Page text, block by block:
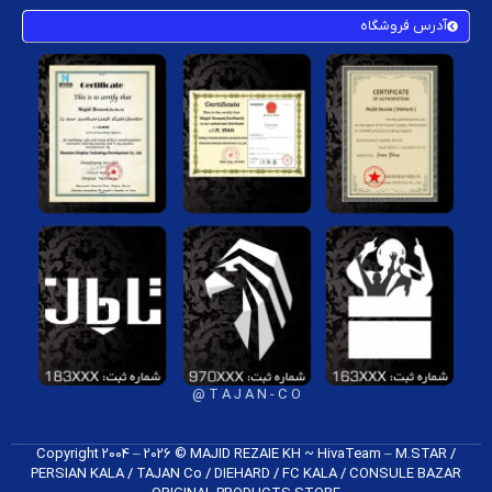
تفاوت فن اورجینال و فیک کنسول
فن‌های اورجینال توسط برند سازنده و با مواد اولیه استاندارد ساخته
می‌شوند. دوام بالاتر، صدای کمتر و عملکرد بهتر از مزایای فن اصلی است.
فن‌های فیک یا بی‌کیفیت عمر کوتاهی دارند، ممکن است صدای زیادی تولید
کنند و در مواردی حتی باعث خرابی مادربرد شوند.
راهنمای خرید فن داخلی مادربرد کنسول
پیش از خرید فن باید به این نکات توجه کنید:
سازگاری کامل با مدل کنسول
برند معتبر و اصالت کالا
ظرفیت چرخش و میزان نویز فن
خدمات پس از فروش و گارانتی
خرید قطعات فن داخلی کنسول از دایهارد
آدرس فروشگاه
T A J A N - C O @
Copyright 2004 – 2026 © MAJID REZAIE KH ~ HivaTeam – M.STAR /
PERSIAN KALA / TAJAN Co / DIEHARD / FC K​ALA / CONSULE BAZAR